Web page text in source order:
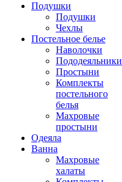
Подушки
Подушки
Чехлы
Постельное белье
Наволочки
Пододеяльники
Простыни
Комплекты
постельного
белья
Махровые
простыни
Одеяла
Ванна
Махровые
халаты